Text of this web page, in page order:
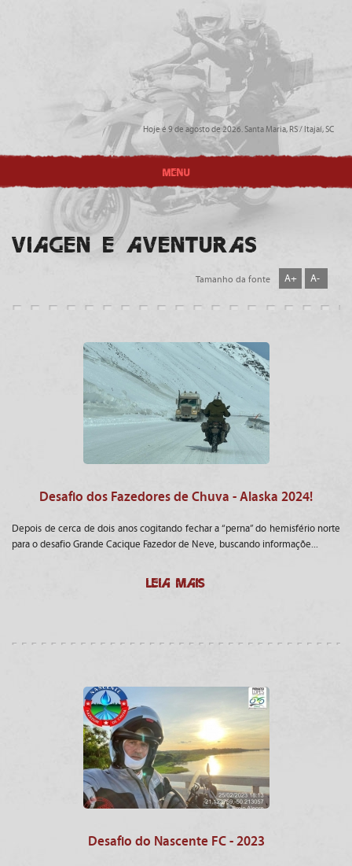
Hoje é 9 de agosto de 2026. Santa Maria, RS / Itajaí, SC
MENU
VIAGEN E AVENTURAS
Tamanho da fonte A+ A-
Desafio dos Fazedores de Chuva - Alaska 2024!
Depois de cerca de dois anos cogitando fechar a “perna” do hemisfério norte
para o desafio Grande Cacique Fazedor de Neve, buscando informaçõe...
LEIA MAIS
Desafio do Nascente FC - 2023